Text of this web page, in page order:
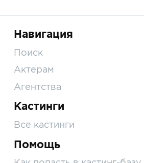
Навигация
Поиск
Актерам
Агентства
Кастинги
Все кастинги
Помощь